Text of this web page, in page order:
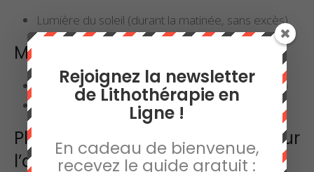
Lumière du soleil (durant la matinée, sans excès)
Méthodes de rechargement
Lumière de la lune (idéalement de la pleine lune)
Géode de cristal de roche
Plus d’informations sur
l’améthyste
Rejoignez la newsletter
de Lithothérapie en
Ligne !
En cadeau de bienvenue,
recevez le guide gratuit :